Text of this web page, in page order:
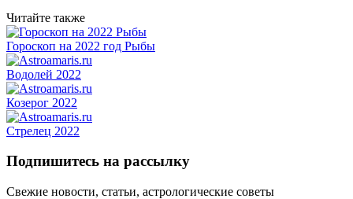
Читайте также
Гороскоп на 2022 год Рыбы
Водолей 2022
Козерог 2022
Стрелец 2022
Подпишитесь на рассылку
Cвежие новости, статьи, астрологические советы